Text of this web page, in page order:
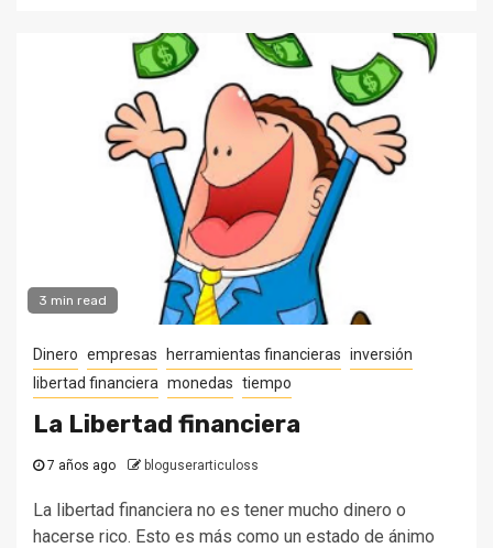
3 min read
Dinero empresas herramientas financieras inversión
libertad financiera monedas tiempo
La Libertad financiera
7 años ago bloguserarticuloss
La libertad financiera no es tener mucho dinero o
hacerse rico. Esto es más como un estado de ánimo